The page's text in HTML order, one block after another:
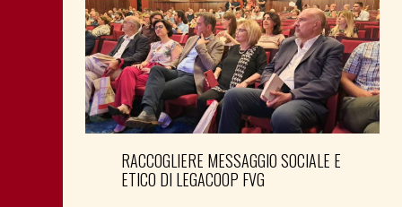
RACCOGLIERE MESSAGGIO SOCIALE E
ETICO DI LEGACOOP FVG